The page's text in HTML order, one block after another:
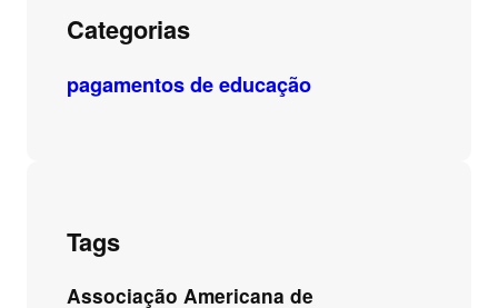
Categorias
pagamentos de educação
Tags
Associação Americana de